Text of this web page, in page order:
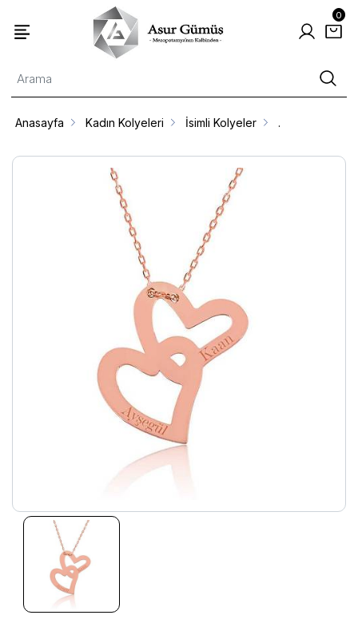
0
Anasayfa Kadın Kolyeleri İsimli Kolyeler .